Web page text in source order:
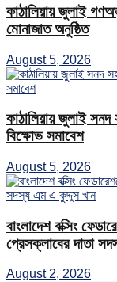
কাঠালিয়ায় জুলাই
মোনাজাত অনুষ্ঠিত
August 5, 2026
কাঠালিয়ায় জুলাই সনদ
বিক্ষোভ সমাবেশ
August 5, 2026
বাংলাদেশ বক্সিং
প্রেসক্লাবের দাতা
August 2, 2026